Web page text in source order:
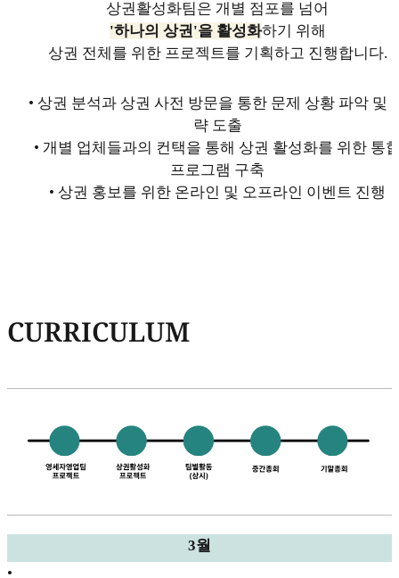
상권활성화팀은 개별 점포를 넘어
'하나의 상권'을 활성화하기 위해
상권 전체를 위한 프로젝트를 기획하고 진행합니다.
• 상권 분석과 상권 사전 방문을 통한 문제 상황 파악 및
략 도출
• 개별 업체들과의 컨택을 통해 상권 활성화를 위한 통
프로그램 구축
• 상권 홍보를 위한 온라인 및 오프라인 이벤트 진행
CURRICULUM
3월
•